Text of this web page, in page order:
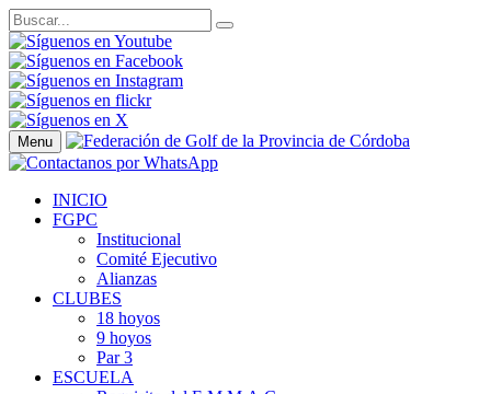
Menu
INICIO
FGPC
Institucional
Comité Ejecutivo
Alianzas
CLUBES
18 hoyos
9 hoyos
Par 3
ESCUELA